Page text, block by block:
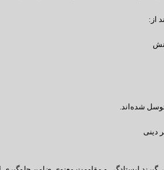
از:
شده‌اند.